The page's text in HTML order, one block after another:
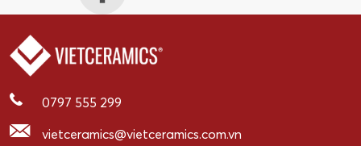
0797 555 299
vietceramics@vietceramics.com.vn